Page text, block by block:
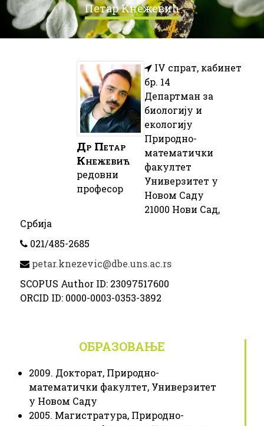
e
z
i
Петар Kнежевић
Др Петар
Кнежевић
редовни
професор
IV спрат, кабинет
бр. 14
Департман за
биологију и
екологију
Природно-
математички
факултет
Универзитет у
Новом Саду
21000 Нови Сад,
Србија
021/485-2685
petar.knezevic@dbe.uns.ac.rs
SCOPUS Author ID: 23097517600
ORCID ID: 0000-0003-0353-3892
ОБРАЗОВАЊЕ
2009. Докторат, Природно-
математички факултет, Универзитет
у Новом Саду
2005. Магистратура, Природно-